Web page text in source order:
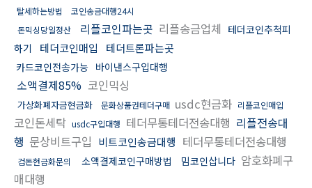
탈세하는방법
코인송금대행24시
돈믹싱당일정산
리플코인파는곳 리플송금업체 테더코인추척피
하기
테더코인매입 테더트론파는곳
카드코인전송가능 바이낸스구입대행
소액결제85% 코인믹싱
가상화폐자금현금화 문화상품권테더구매 usdc현금화 리플코인매입
코인돈세탁 usdc구입대행 테더무통테더전송대행 리플전송대
행 문상비트구입 비트코인송금대행 테더무통테더전송대행
검돈현금화문의 소액결제코인구매방법 밈코인삽니다 암호화폐구
매대행